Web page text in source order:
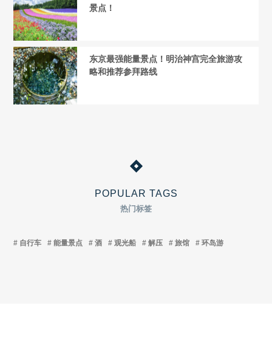
POPULAR TAGS
热门标签
自行车 能量景点 酒 观光船 解压 旅馆 环岛游
景点！
东京最强能量景点！明治神宫完全旅游攻
略和推荐参拜路线